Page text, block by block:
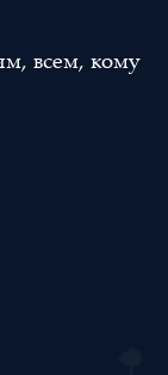
всем, кому